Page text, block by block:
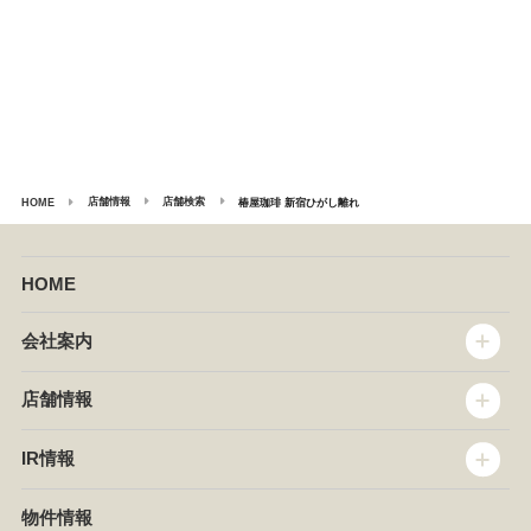
HOME 店舗情報 店舗検索 椿屋珈琲 新宿ひがし離れ
HOME
会社案内
セントラルキッチン
店舗情報
椿屋珈琲
IR情報
物件情報